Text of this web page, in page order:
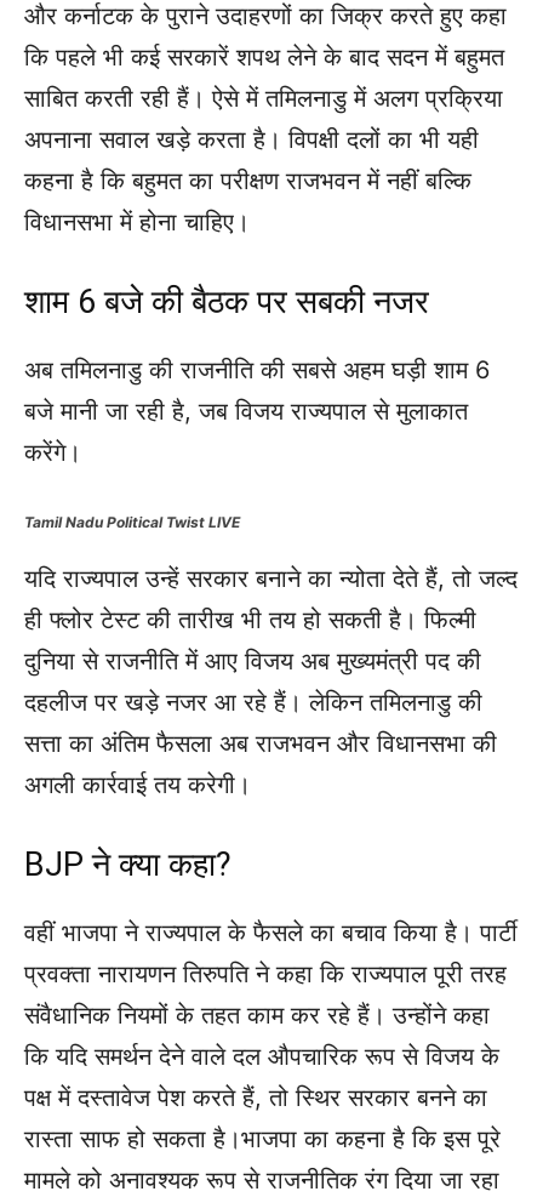
और कर्नाटक के पुराने उदाहरणों का जिक्र करते हुए कहा
कि पहले भी कई सरकारें शपथ लेने के बाद सदन में बहुमत
साबित करती रही हैं। ऐसे में तमिलनाडु में अलग प्रक्रिया
अपनाना सवाल खड़े करता है। विपक्षी दलों का भी यही
कहना है कि बहुमत का परीक्षण राजभवन में नहीं बल्कि
विधानसभा में होना चाहिए।
शाम 6 बजे की बैठक पर सबकी नजर
अब तमिलनाडु की राजनीति की सबसे अहम घड़ी शाम 6
बजे मानी जा रही है, जब विजय राज्यपाल से मुलाकात
करेंगे।
Tamil Nadu Political Twist LIVE
यदि राज्यपाल उन्हें सरकार बनाने का न्योता देते हैं, तो जल्द
ही फ्लोर टेस्ट की तारीख भी तय हो सकती है। फिल्मी
दुनिया से राजनीति में आए विजय अब मुख्यमंत्री पद की
दहलीज पर खड़े नजर आ रहे हैं। लेकिन तमिलनाडु की
सत्ता का अंतिम फैसला अब राजभवन और विधानसभा की
अगली कार्रवाई तय करेगी।
BJP ने क्या कहा?
वहीं भाजपा ने राज्यपाल के फैसले का बचाव किया है। पार्टी
प्रवक्ता नारायणन तिरुपति ने कहा कि राज्यपाल पूरी तरह
संवैधानिक नियमों के तहत काम कर रहे हैं। उन्होंने कहा
कि यदि समर्थन देने वाले दल औपचारिक रूप से विजय के
पक्ष में दस्तावेज पेश करते हैं, तो स्थिर सरकार बनने का
रास्ता साफ हो सकता है।भाजपा का कहना है कि इस पूरे
मामले को अनावश्यक रूप से राजनीतिक रंग दिया जा रहा